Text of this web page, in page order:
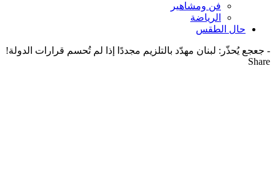
فن ومشاهير
الرياضة
حال الطقس
- جعجع يُحذّر: لبنان مهدّد بالتلزيم مجددًا إذا لم تُحسم قرارات الدولة!
Share